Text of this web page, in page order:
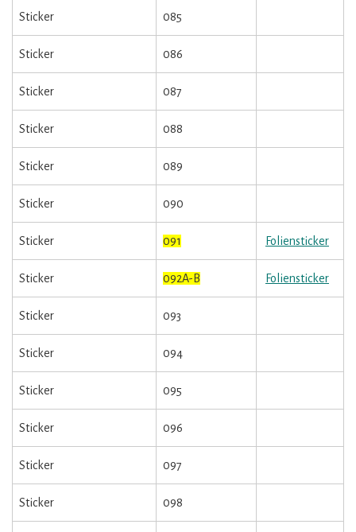
Sticker 085
Sticker 086
Sticker 087
Sticker 088
Sticker 089
Sticker 090
Sticker 091 Foliensticker
Sticker 092A-B Foliensticker
Sticker 093
Sticker 094
Sticker 095
Sticker 096
Sticker 097
Sticker 098